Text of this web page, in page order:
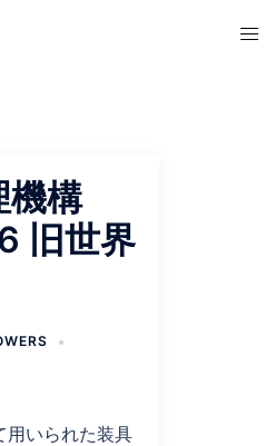
ト
機構
旧世界
用いられた装具